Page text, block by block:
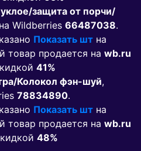
защита от порчи/
Wildberries 66487038.
Показать шт на
товар продается на wb.ru
41%
Колокол фэн-шуй,
78834890.
Показать шт на
товар продается на wb.ru
48%